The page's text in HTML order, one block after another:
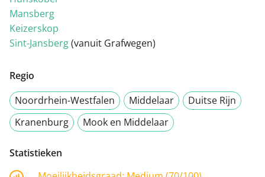
Mansberg
Keizerskop
Sint-Jansberg(vanuit Grafwegen)
Regio
Noordrhein-Westfalen
Middelaar
Duitse Rijn
Kranenburg
Mook en Middelaar
Statistieken